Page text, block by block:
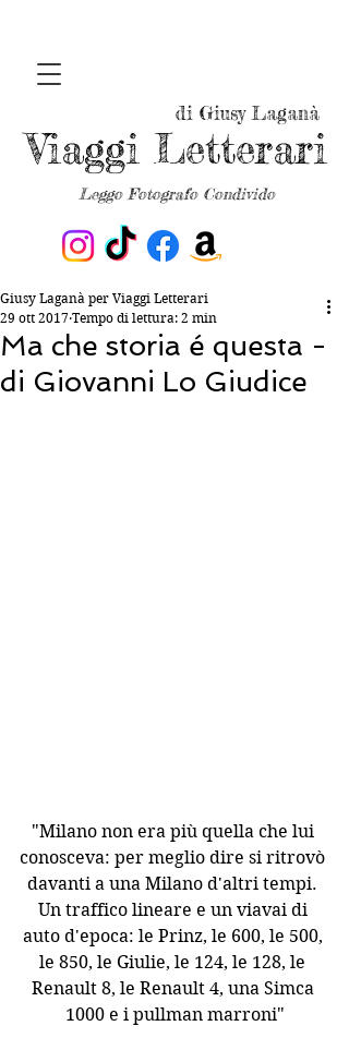
Leggo Fotografo Condivido
Viaggi Letterari
di Giusy Laganà
Ma che storia é questa -
di Giovanni Lo Giudice
Giusy Laganà per Viaggi Letterari
29 ott 2017 Tempo di lettura: 2 min
"Milano non era più quella che lui
conosceva: per meglio dire si ritrovò
davanti a una Milano d'altri tempi.
Un traffico lineare e un viavai di
auto d'epoca: le Prinz, le 600, le 500,
le 850, le Giulie, le 124, le 128, le
Renault 8, le Renault 4, una Simca
1000 e i pullman marroni"